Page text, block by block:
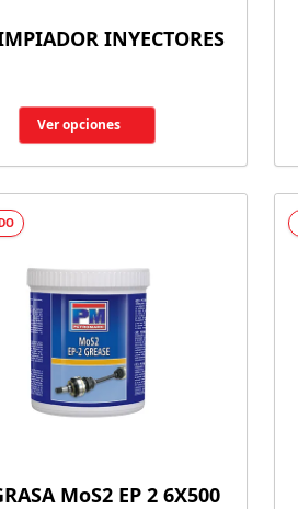
INYECTORES
Ver opciones
MoS2 EP 2 6X500